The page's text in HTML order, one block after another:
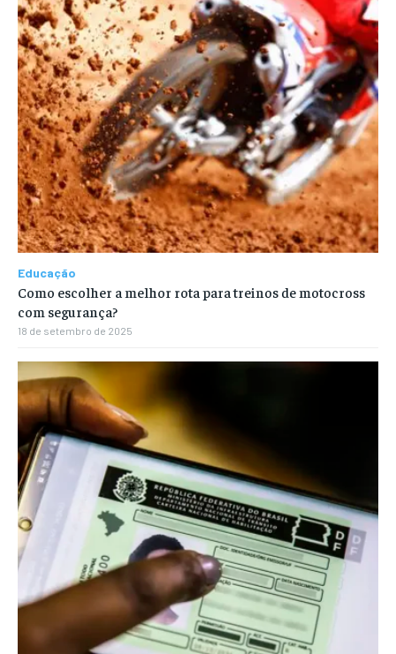
Educação
Como escolher a melhor rota para treinos de motocross
com segurança?
18 de setembro de 2025